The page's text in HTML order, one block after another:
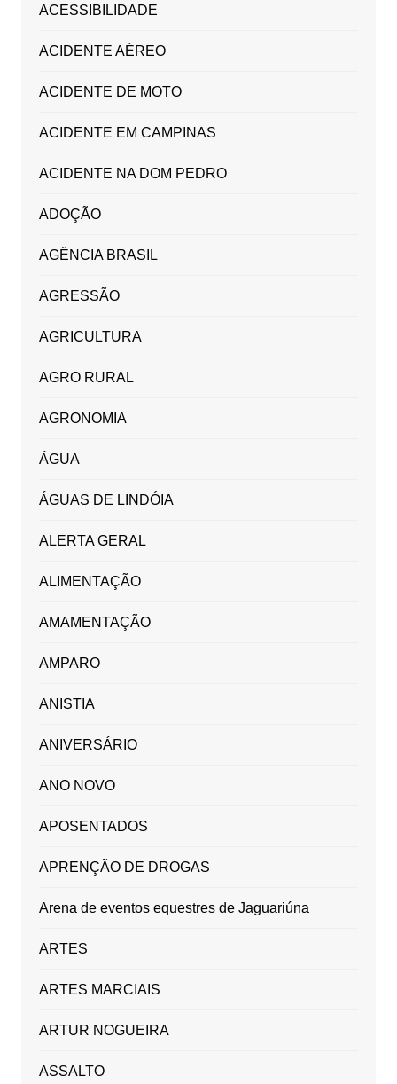
ACESSIBILIDADE
ACIDENTE AÉREO
ACIDENTE DE MOTO
ACIDENTE EM CAMPINAS
ACIDENTE NA DOM PEDRO
ADOÇÃO
AGÊNCIA BRASIL
AGRESSÃO
AGRICULTURA
AGRO RURAL
AGRONOMIA
ÁGUA
ÁGUAS DE LINDÓIA
ALERTA GERAL
ALIMENTAÇÃO
AMAMENTAÇÃO
AMPARO
ANISTIA
ANIVERSÁRIO
ANO NOVO
APOSENTADOS
APRENÇÃO DE DROGAS
Arena de eventos equestres de Jaguariúna
ARTES
ARTES MARCIAIS
ARTUR NOGUEIRA
ASSALTO